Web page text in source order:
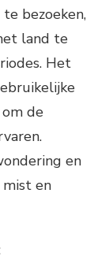
bezoeken,
land te
Het
de
en
mist en